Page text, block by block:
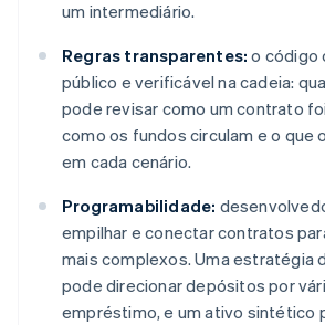
um intermediário.
Regras transparentes: o código
público e verificável na cadeia:
pode revisar como um contrato
como os fundos circulam e o que
em cada cenário.
Programabilidade:
empilhar e conectar contratos
mais complexos. Uma estratégia
pode direcionar depósitos por
empréstimo, e um ativo sintético